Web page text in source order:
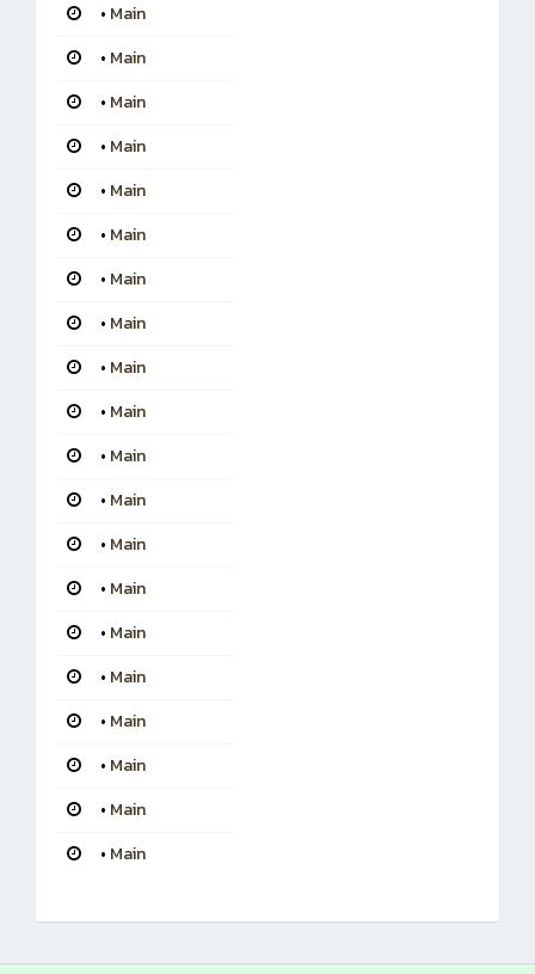
• Main
• Main
• Main
• Main
• Main
• Main
• Main
• Main
• Main
• Main
• Main
• Main
• Main
• Main
• Main
• Main
• Main
• Main
• Main
• Main